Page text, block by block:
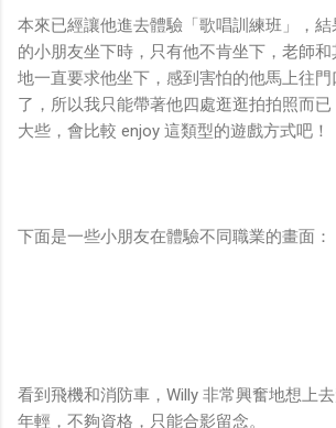
本來已經讓他進去體驗「歌唱訓練班」，
的小朋友坐下時，只有他不肯坐下，老師
地一直要求他坐下，感到害怕的他馬上往
了，所以我只能帶著他四處逛逛拍拍照而
大些，會比較 enjoy 這類型的遊戲方式吧！
下面是一些小朋友在體驗不同職業的畫面：
看到飛機和消防車，Willy 非常興奮地想上
年輕，不夠資格，只能合影留念。